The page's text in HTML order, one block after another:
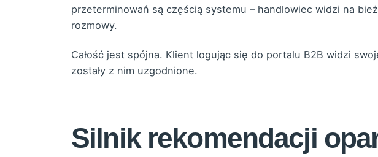
przeterminowań są częścią systemu – handlowiec widzi na
rozmowy.
Całość jest spójna. Klient logując się do portalu B2B widzi
zostały z nim uzgodnione.
Silnik rekomendacji